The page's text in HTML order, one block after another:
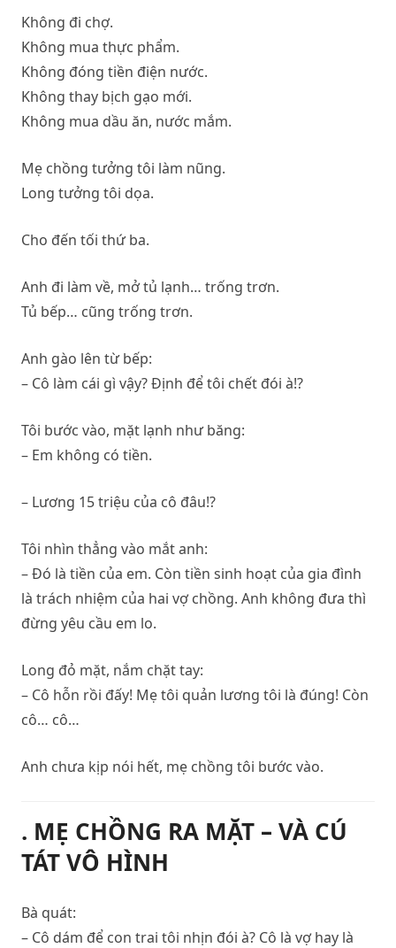
Không đi chợ.
Không mua thực phẩm.
Không đóng tiền điện nước.
Không thay bịch gạo mới.
Không mua dầu ăn, nước mắm.
Mẹ chồng tưởng tôi làm nũng.
Long tưởng tôi dọa.
Cho đến tối thứ ba.
Anh đi làm về, mở tủ lạnh… trống trơn.
Tủ bếp… cũng trống trơn.
Anh gào lên từ bếp:
– Cô làm cái gì vậy? Định để tôi chết đói à!?
Tôi bước vào, mặt lạnh như băng:
– Em không có tiền.
– Lương 15 triệu của cô đâu!?
Tôi nhìn thẳng vào mắt anh:
– Đó là tiền của em. Còn tiền sinh hoạt của gia đình
là trách nhiệm của hai vợ chồng. Anh không đưa thì
đừng yêu cầu em lo.
Long đỏ mặt, nắm chặt tay:
– Cô hỗn rồi đấy! Mẹ tôi quản lương tôi là đúng! Còn
cô… cô…
Anh chưa kịp nói hết, mẹ chồng tôi bước vào.
. MẸ CHỒNG RA MẶT – VÀ CÚ
TÁT VÔ HÌNH
Bà quát:
– Cô dám để con trai tôi nhịn đói à? Cô là vợ hay là